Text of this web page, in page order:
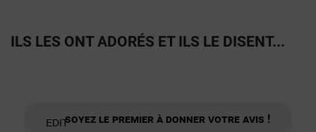
ILS LES ONT ADORÉS ET ILS LE DISENT...
Soyez le premier à donner votre avis !